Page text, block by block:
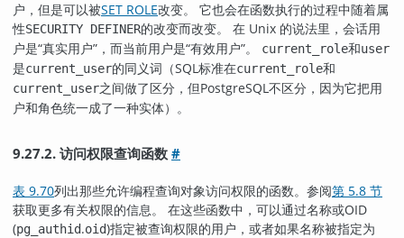
户，但是可以被SET ROLE改变。 它也会在函数执行的过程中随着属
性SECURITY DEFINER的改变而改变。 在 Unix 的说法里，会话用
户是“真实用户” ，而当前用户是“有效用户”。 current_role和user
是current_user的同义词（SQL标准在current_role和
current_user之间做了区分，但PostgreSQL不区分，因为它把用
户和角色统一成了一种实体）。
9.27.2. 访问权限查询函数#
表 9.70列出那些允许编程查询对象访问权限的函数。参阅第 5.8 节
获取更多有关权限的信息。 在这些函数中，可以通过名称或OID
(pg_authid.oid)指定被查询权限的用户，或者如果名称被指定为